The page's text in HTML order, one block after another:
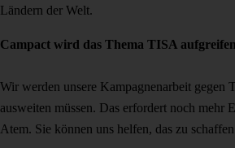
Ländern der Welt.
Campact wird das Thema TISA aufgreifen
Wir werden unsere Kampagnenarbeit gegen
ausweiten müssen. Das erfordert noch mehr
Atem. Sie können uns helfen, das zu